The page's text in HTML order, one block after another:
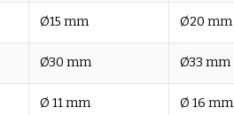
Ø15 mm Ø20 mm
Ø30 mm Ø33 mm
Ø 11 mm Ø 16 mm